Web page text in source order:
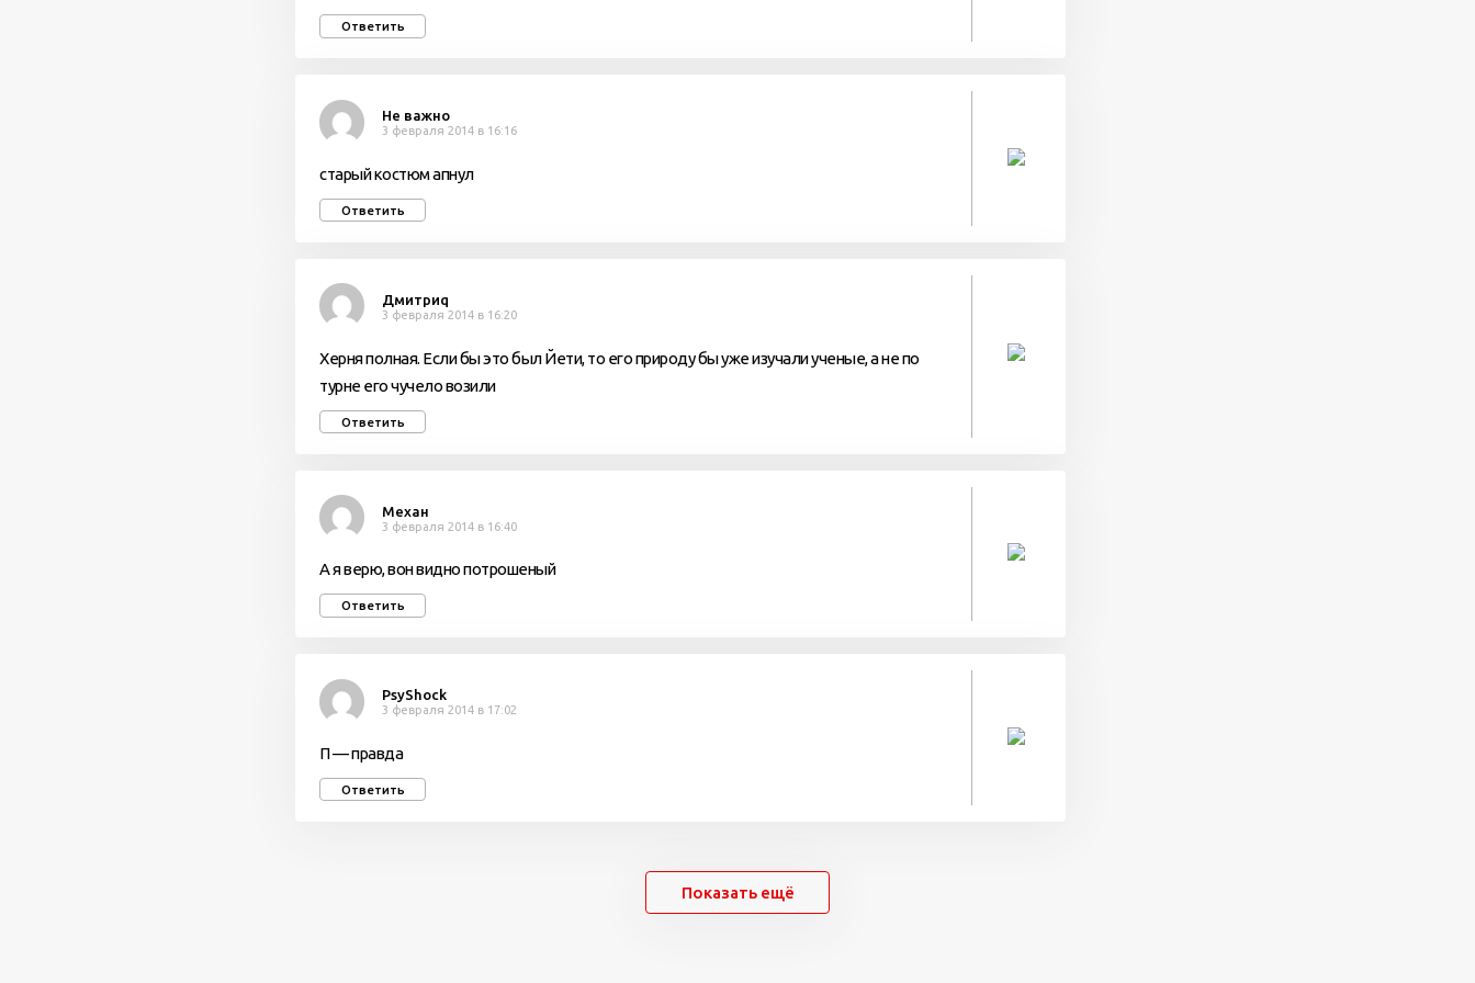
Ответить
Не важно
3 февраля 2014 в 16:16
старый костюм апнул
Ответить
Дмитриq
3 февраля 2014 в 16:20
Херня полная. Если бы это был Йети, то его природу бы уже изучали ученые, а не по
турне его чучело возили
Ответить
Механ
3 февраля 2014 в 16:40
А я верю, вон видно потрошеный
Ответить
PsyShock
3 февраля 2014 в 17:02
П — правда
Ответить
Показать ещё